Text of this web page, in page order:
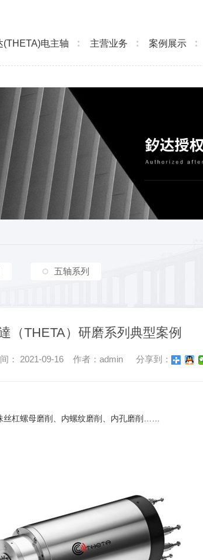
(THETA)电主轴 主营业务 案例展示
五轴系列
（THETA）研磨系列典型案例
： 2021-09-16 作者：admin 分享到：
丝杠螺母磨削、内螺纹磨削、内孔磨削……